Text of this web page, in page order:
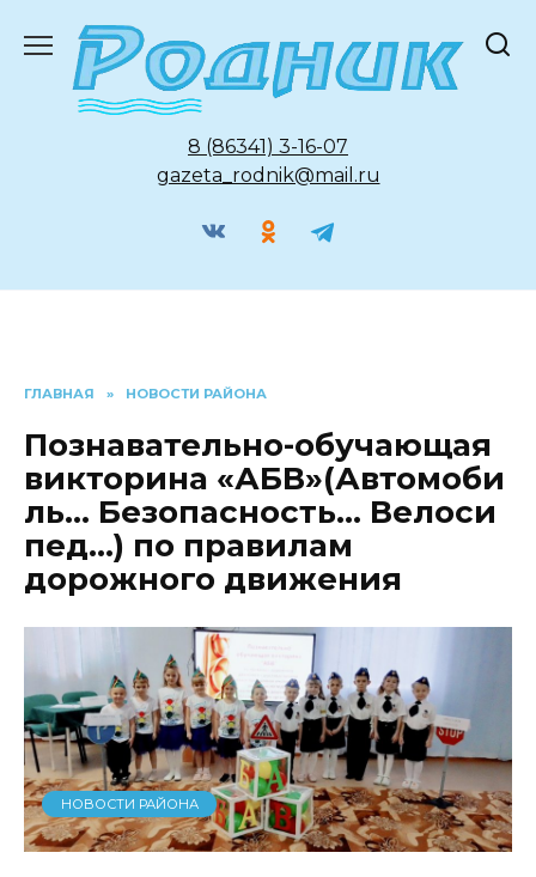
содержанию
8 (86341) 3-16-07
gazeta_rodnik@mail.ru
ГЛАВНАЯ » НОВОСТИ РАЙОНА
Познавательно-обучающая
викторина «АБВ»(Автомоби
ль… Безопасность… Велоси
пед…) по правилам
дорожного движения
НОВОСТИ РАЙОНА